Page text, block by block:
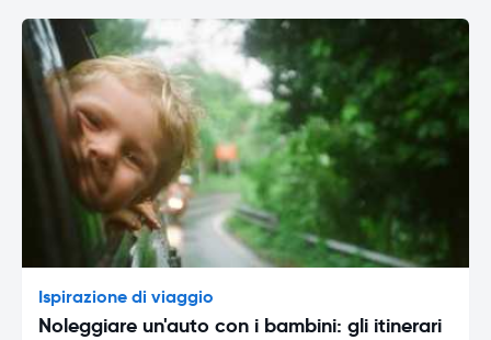
Ispirazione di viaggio
Noleggiare un'auto con i bambini: gli itinerari